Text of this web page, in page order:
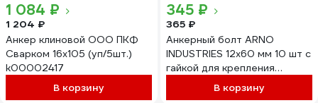
1 084 ₽
1 204 ₽
Анкер клиновой ООО ПКФ
Сварком 16x105 (уп/5шт.)
k00002417
В корзину
345 ₽
365 ₽
Анкерный болт ARNO
INDUSTRIES 12х60 мм 10 шт с
гайкой для крепления
конструкций к бетону
AE1001206064098
В корзину